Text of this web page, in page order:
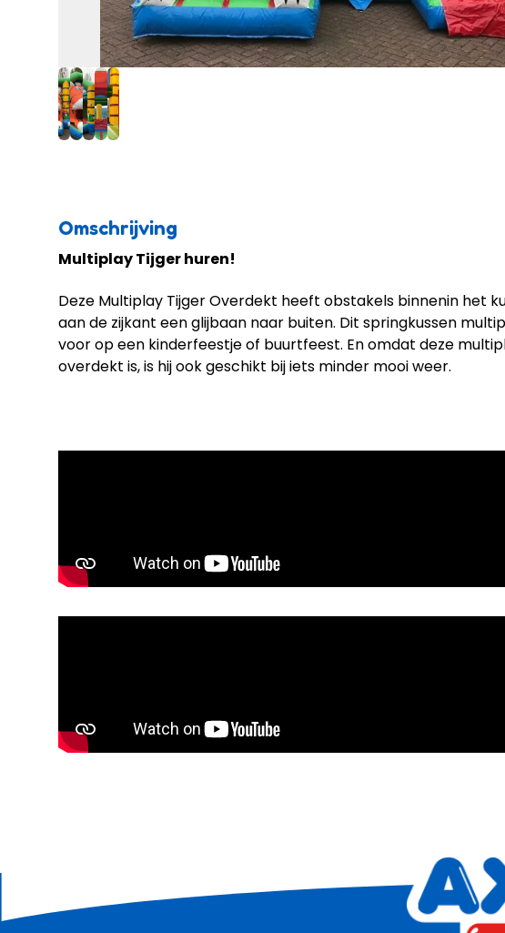
Omschrijving
Multiplay Tijger huren!
Deze Multiplay Tijger Overdekt heeft obstakels binnenin het
aan de zijkant een glijbaan naar buiten. Dit springkussen
voor op een kinderfeestje of buurtfeest. En omdat deze
overdekt is, is hij ook geschikt bij iets minder mooi weer.